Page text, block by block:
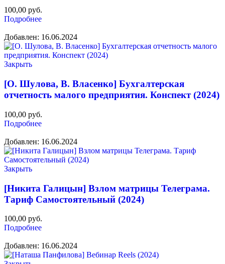
100,00 руб.
Подробнее
Добавлен: 16.06.2024
Закрыть
[О. Шулова, В. Власенко] Бухгалтерская
отчетность малого предприятия. Конспект (2024)
100,00 руб.
Подробнее
Добавлен: 16.06.2024
Закрыть
[Никита Галицын] Взлом матрицы Телеграма.
Тариф Самостоятельный (2024)
100,00 руб.
Подробнее
Добавлен: 16.06.2024